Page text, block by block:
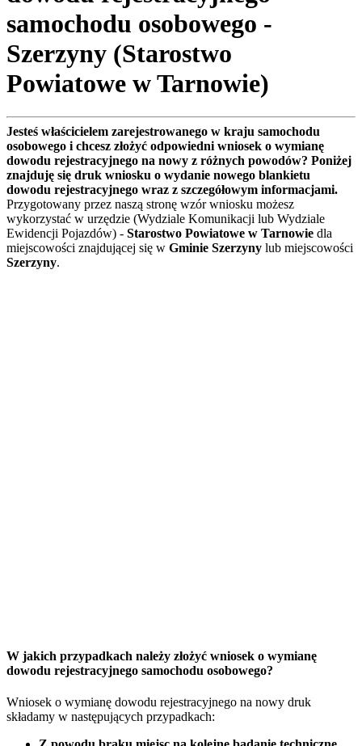
samochodu osobowego -
Szerzyny (Starostwo
Powiatowe w Tarnowie)
Jesteś właścicielem zarejestrowanego w kraju samochodu
osobowego i chcesz złożyć odpowiedni wniosek o wymianę
dowodu rejestracyjnego na nowy z różnych powodów? Poniżej
znajduję się druk wniosku o wydanie nowego blankietu
dowodu rejestracyjnego wraz z szczegółowym informacjami.
Przygotowany przez naszą stronę wzór wniosku możesz
wykorzystać w urzędzie (Wydziale Komunikacji lub Wydziale
Ewidencji Pojazdów) - Starostwo Powiatowe w Tarnowie dla
miejscowości znajdującej się w Gminie Szerzyny lub miejscowości
Szerzyny.
W jakich przypadkach należy złożyć wniosek o wymianę
dowodu rejestracyjnego samochodu osobowego?
Wniosek o wymianę dowodu rejestracyjnego na nowy druk
składamy w następujących przypadkach: